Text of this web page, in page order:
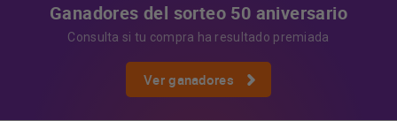
Ganadores del sorteo 50 aniversario
Consulta si tu compra ha resultado premiada
Ver ganadores